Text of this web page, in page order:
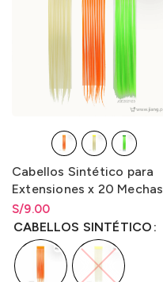
Cabellos Sintético para
Extensiones x 20 Mechas
S/9.00
Rango de precios: desde
S/9.00 hastaS/9.00
CABELLOS SINTÉTICO